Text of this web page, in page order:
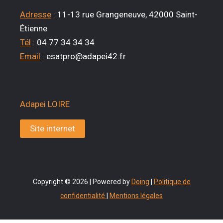
Adresse : 11-13 rue Grangeneuve, 42000 Saint-
Étienne
Tél : 04 77 34 34 34
Email : esatpro@adapei42.fr
Adapei LOIRE
Site internet
Copyright © 2026 | Powered by Doing
Politique de
confidentialité
Mentions légales